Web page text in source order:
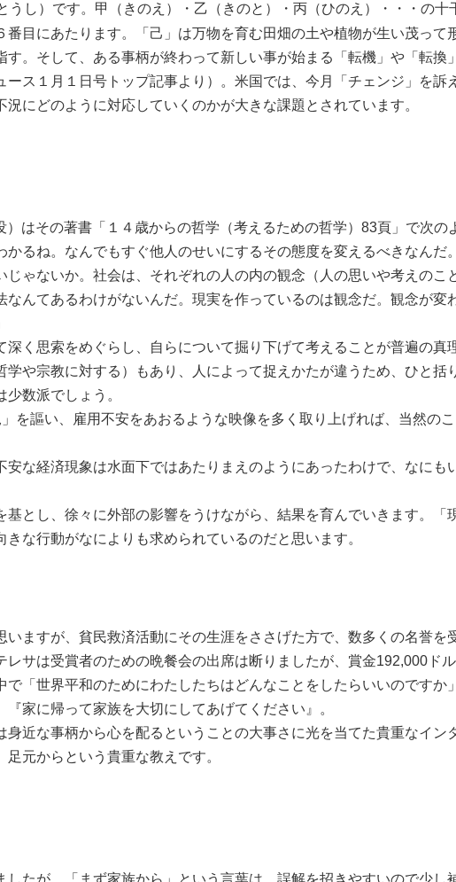
うし）です。甲（きのえ）・乙（きのと）・丙（ひのえ）・・・の
番目にあたります。「己」は万物を育む田畑の土や植物が生い茂っ
。そして、ある事柄が終わって新しい事が始まる「転機」や「転換
ス１月１日号トップ記事より）。米国では、今月「チェンジ」を訴
にどのように対応していくのかが大きな課題とされています。
はその著書「１４歳からの哲学（考えるための哲学）83頁」で次の
かるね。なんでもすぐ他人のせいにするその態度を変えるべきなん
ゃないか。社会は、それぞれの人の内の観念（人の思いや考えのこ
んてあるわけがないんだ。現実を作っているのは観念だ。観念が
く思索をめぐらし、自らについて掘り下げて考えることが普遍の真
や宗教に対する）もあり、人によって捉えかたが違うため、ひと括
数派でしょう。
を謳い、雇用不安をあおるような映像を多く取り上げれば、当然の
な経済現象は水面下ではあたりまえのようにあったわけで、なにも
とし、徐々に外部の影響をうけながら、結果を育んでいきます。「
な行動がなによりも求められているのだと思います。
ますが、貧民救済活動にその生涯をささげた方で、数多くの名誉を
サは受賞者のための晩餐会の出席は断りましたが、賞金192,000ド
「世界平和のためにわたしたちはどんなことをしたらいいのです
家に帰って家族を大切にしてあげてください』。
近な事柄から心を配るということの大事さに光を当てた貴重なイン
元からという貴重な教えです。
たが、「まず家族から」という言葉は、誤解を招きやすいので少し